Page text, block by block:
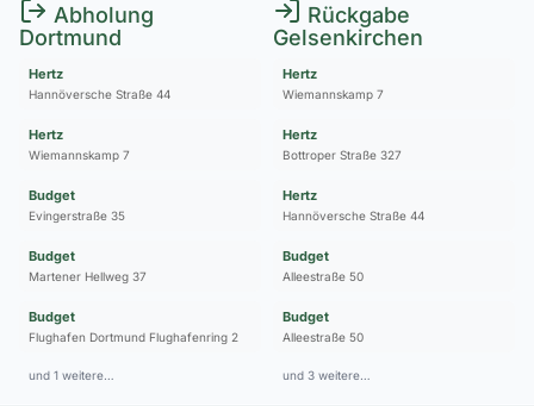
Abholung
Dortmund
Hertz
Hannöversche Straße 44
Hertz
Wiemannskamp 7
Budget
Evingerstraße 35
Budget
Martener Hellweg 37
Budget
Flughafen Dortmund Flughafenring 2
und 1 weitere…
Rückgabe
Gelsenkirchen
Hertz
Wiemannskamp 7
Hertz
Bottroper Straße 327
Hertz
Hannöversche Straße 44
Budget
Alleestraße 50
Budget
Alleestraße 50
und 3 weitere…